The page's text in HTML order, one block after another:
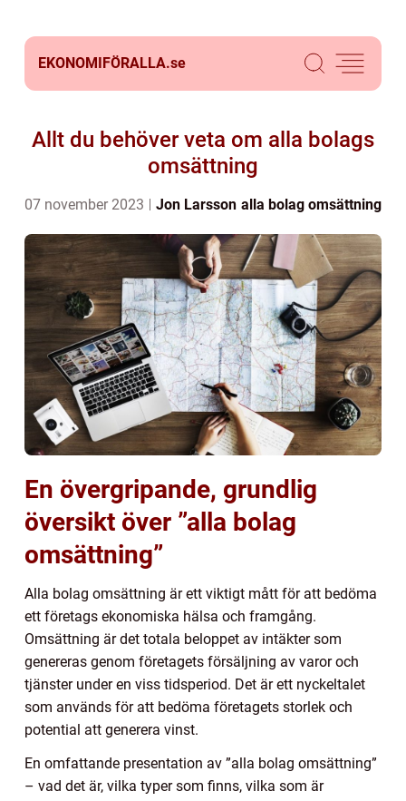
EKONOMIFÖRALLA.se
Allt du behöver veta om alla bolags
omsättning
07 november 2023 Jon Larsson alla bolag omsättning
En övergripande, grundlig
översikt över ”alla bolag
omsättning”
Alla bolag omsättning är ett viktigt mått för att bedöma
ett företags ekonomiska hälsa och framgång.
Omsättning är det totala beloppet av intäkter som
genereras genom företagets försäljning av varor och
tjänster under en viss tidsperiod. Det är ett nyckeltalet
som används för att bedöma företagets storlek och
potential att generera vinst.
En omfattande presentation av ”alla bolag omsättning”
– vad det är, vilka typer som finns, vilka som är